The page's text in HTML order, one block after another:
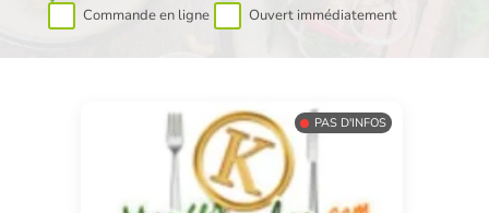
Commande en ligne Ouvert immédiatement
PAS D'INFOS